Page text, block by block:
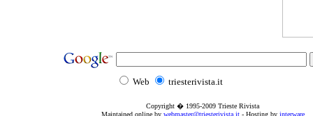
Web triesterivista.it
Copyright � 1995-2009 Trieste Rivista
Maintained online by webmaster@triesterivista.it- Hosting by interware